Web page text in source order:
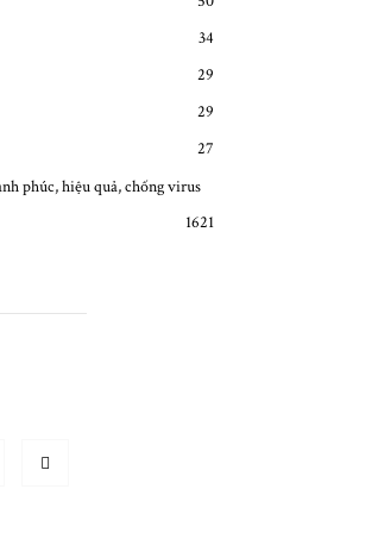
34
29
29
27
phúc, hiệu quả, chống virus
21
16